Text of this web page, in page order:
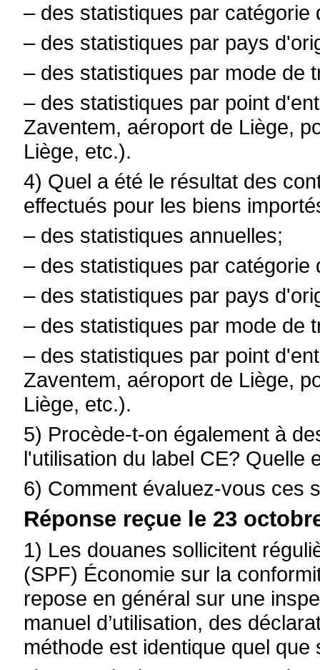
– des statistiques par catégorie
– des statistiques par pays
– des statistiques par mode de
– des statistiques par point
Zaventem, aéroport de Liège,
Liège, etc.).
4) Quel a été le résultat des
effectués pour les biens
– des statistiques annuelles;
– des statistiques par catégorie
– des statistiques par pays
– des statistiques par mode de
– des statistiques par point
Zaventem, aéroport de Liège,
Liège, etc.).
5) Procède-t-on également à
l'utilisation du label CE? Quelle
6) Comment évaluez-vous ces
Réponse reçue le 23
1) Les douanes sollicitent
(SPF) Économie sur la
repose en général sur une
manuel d’utilisation, des
méthode est identique quel